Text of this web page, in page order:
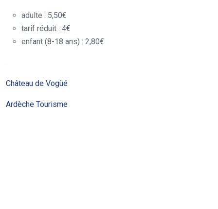
adulte : 5,50€
tarif réduit : 4€
enfant (8-18 ans) : 2,80€
Château de Vogüé
Ardèche Tourisme